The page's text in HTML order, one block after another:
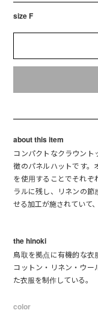
size F
about this item
コンパクトなクラウント
徴のパネルハットです。
を使用することでそれぞ
ラルに残し、リネンの
せる加工が施されていて
the hinoki
鳥取を拠点に有機的な衣
コットン・リネン・ウー
た衣服を制作している。
color